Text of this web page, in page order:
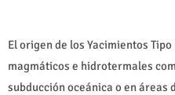
El origen de los Yacimientos
magmáticos e hidrotermales
subducción oceánica o en